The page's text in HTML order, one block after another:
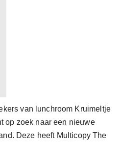
van lunchroom Kruimeltje
op zoek naar een nieuwe
Deze heeft Multicopy The